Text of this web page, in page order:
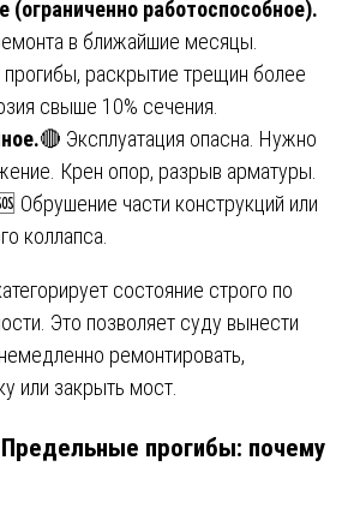
(ограниченно работоспособное).
в ближайшие месяцы.
раскрытие трещин более
свыше 10% сечения.
🔴 Эксплуатация опасна. Нужно
Крен опор, разрыв арматуры.
Обрушение части конструкций или
коллапса.
состояние строго по
Это позволяет суду вынести
ремонтировать,
или закрыть мост.
прогибы: почему